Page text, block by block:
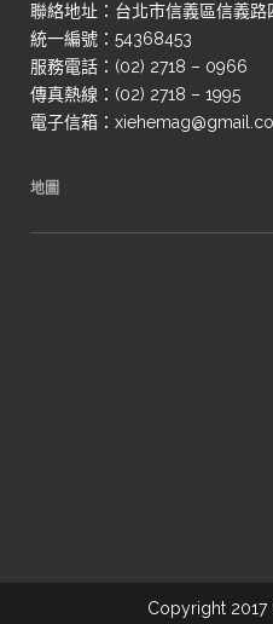
聯絡地址：台北市信義區信義路
統一編號：54368453
服務電話：(02) 2718 – 0966
傳真熱線：(02) 2718 – 1995
電子信箱：
地圖
Copyright 2017